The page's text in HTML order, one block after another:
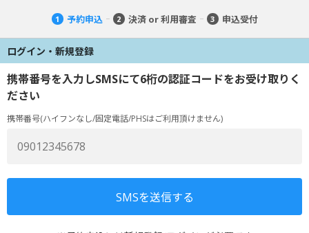
1 予約申込 2 決済 or 利用審査 3 申込受付
ログイン・新規登録
携帯番号を入力しSMSにて6桁の認証コードをお受け取りく
ださい
携帯番号(ハイフンなし/固定電話/PHSはご利用頂けません)